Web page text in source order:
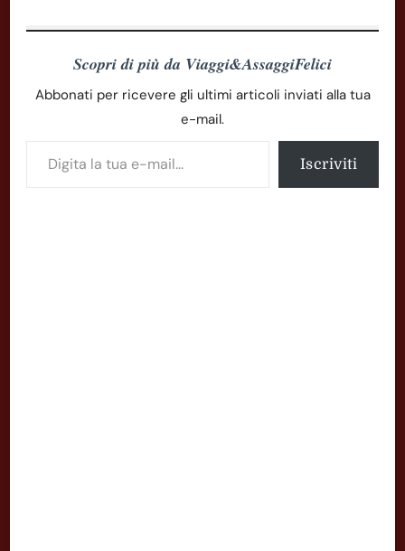
Scopri di più da Viaggi&AssaggiFelici
Abbonati per ricevere gli ultimi articoli inviati alla tua
e-mail.
Iscriviti